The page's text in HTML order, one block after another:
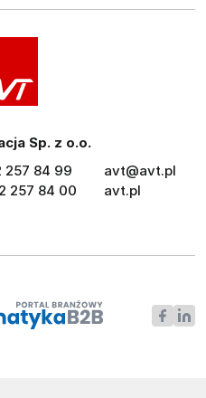
Sp. z o.o.
257 84 99
257 84 00
avt@avt.pl
avt.pl